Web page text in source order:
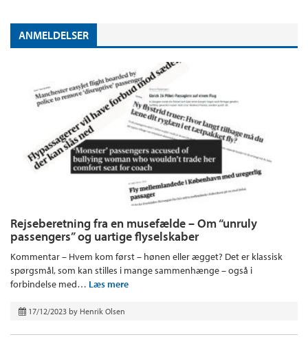
ANMELDELSER
Rejseberetning fra en musefælde – Om “unruly
passengers” og uartige flyselskaber
Kommentar – Hvem kom først – hønen eller ægget? Det er klassisk
spørgsmål, som kan stilles i mange sammenhænge – også i
forbindelse med… Læs mere
17/12/2023 by Henrik Olsen